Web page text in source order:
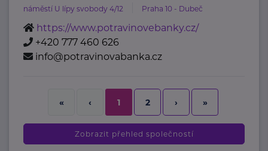
náměstí U lípy svobody 4/12 Praha 10 - Dubeč
https://www.potravinovebanky.cz/
+420 777 460 626
info@potravinovabanka.cz
« ‹ 1 2 › »
Zobrazit přehled společností